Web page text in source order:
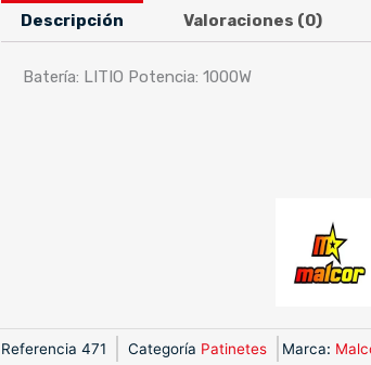
Descripción Valoraciones (0)
Batería: LITIO Potencia: 1000W
Referencia 471 Categoría Patinetes Marca: